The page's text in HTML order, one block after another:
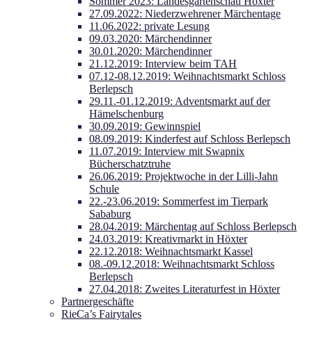
27.09.2022: Niederzwehrener Märchentage
11.06.2022: private Lesung
09.03.2020: Märchendinner
30.01.2020: Märchendinner
21.12.2019: Interview beim TAH
07.12-08.12.2019: Weihnachtsmarkt Schloss
Berlepsch
29.11.-01.12.2019: Adventsmarkt auf der
Hämelschenburg
30.09.2019: Gewinnspiel
08.09.2019: Kinderfest auf Schloss Berlepsch
11.07.2019: Interview mit Swapnix
Bücherschatztruhe
26.06.2019: Projektwoche in der Lilli-Jahn
Schule
22.-23.06.2019: Sommerfest im Tierpark
Sababurg
28.04.2019: Märchentag auf Schloss Berlepsch
24.03.2019: Kreativmarkt in Höxter
22.12.2018: Weihnachtsmarkt Kassel
08.-09.12.2018: Weihnachtsmarkt Schloss
Berlepsch
27.04.2018: Zweites Literaturfest in Höxter
Partnergeschäfte
RieCa’s Fairytales